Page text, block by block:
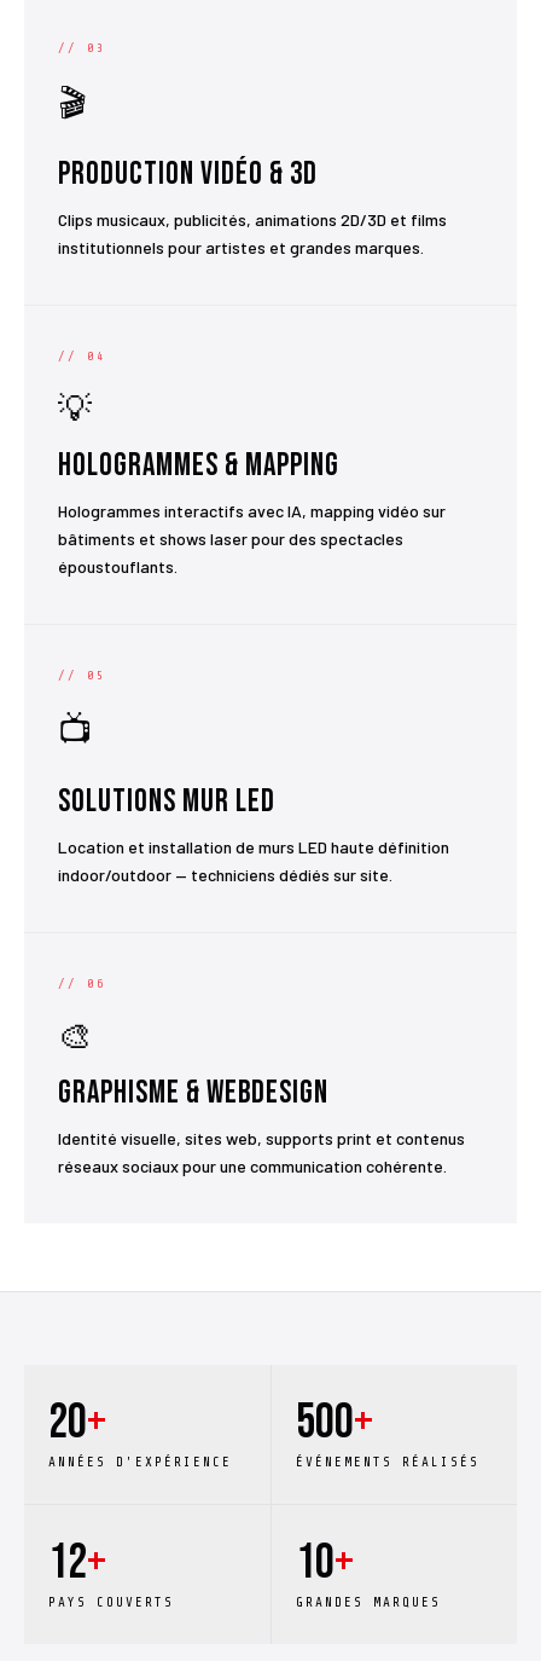
// 03
🎬
Production Vidéo & 3D
Clips musicaux, publicités, animations 2D/3D et films
institutionnels pour artistes et grandes marques.
// 04
💡
Hologrammes & Mapping
Hologrammes interactifs avec IA, mapping vidéo sur
bâtiments et shows laser pour des spectacles
époustouflants.
// 05
📺
Solutions Mur LED
Location et installation de murs LED haute définition
indoor/outdoor — techniciens dédiés sur site.
// 06
🎨
Graphisme & Webdesign
Identité visuelle, sites web, supports print et contenus
réseaux sociaux pour une communication cohérente.
20+
ANNÉES D'EXPÉRIENCE
500+
ÉVÉNEMENTS RÉALISÉS
12+
PAYS COUVERTS
10+
GRANDES MARQUES